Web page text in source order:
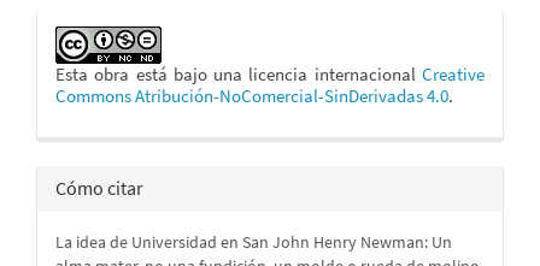
Esta obra está bajo una licencia internacional Creative
Commons Atribución-NoComercial-SinDerivadas 4.0.
Cómo citar
La idea de Universidad en San John Henry Newman: Un